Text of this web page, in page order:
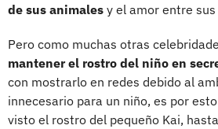
de sus animales y el amor entre
Pero como muchas otras
mantener el rostro del niño en
con mostrarlo en redes debido al
innecesario para un niño, es por
visto el rostro del pequeño Kai,